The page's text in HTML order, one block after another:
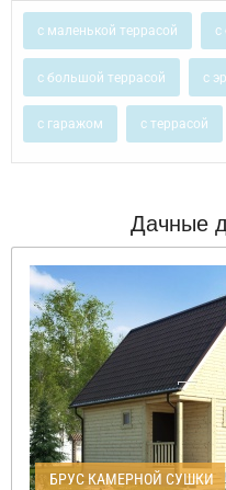
с маленькой террасой с
с большой террасой с
с гаражом с террасой
Дачные
БРУС КАМЕРНОЙ СУШКИ